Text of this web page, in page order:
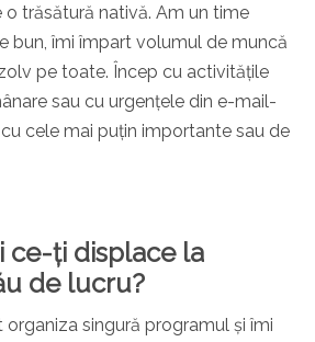
o trăsătură nativă. Am un time
bun, îmi împart volumul de muncă
pe toate. Încep cu activitățile
sau cu urgențele din e-mail-
cele mai puțin importante sau de
ce-ți displace la
de lucru?
singură programul și îmi